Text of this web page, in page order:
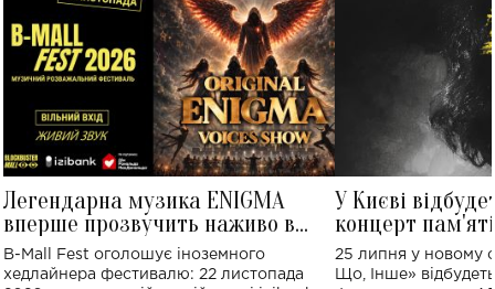
Легендарна музика ENIGMA
вперше прозвучить наживо в
Україні: де відбудеться концерт
B-Mall Fest оголошує іноземного
хедлайнера фестивалю: 22 листопада
У Києві
концерт
Клименка:
виконають
25 липня у новому
Що, Інше»